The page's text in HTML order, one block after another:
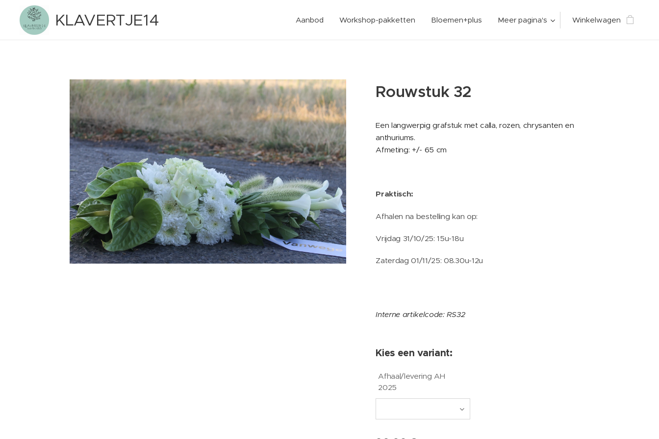
KLAVERTJE14 Aanbod Workshop-pakketten Bloemen+plus Meer pagina's Winkelwagen
Rouwstuk 32
Een langwerpig grafstuk met calla, rozen, chrysanten en
anthuriums.
Afmeting: +/- 65 cm
Praktisch:
Afhalen na bestelling kan op:
Vrijdag 31/10/25: 15u-18u
Zaterdag 01/11/25: 08.30u-12u
Interne artikelcode: RS32
Kies een variant:
Afhaal/levering AH
2025